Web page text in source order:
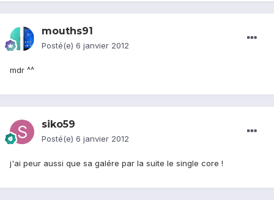
mouths91
Posté(e) 6 janvier 2012
mdr ^^
siko59
Posté(e) 6 janvier 2012
j'ai peur aussi que sa galére par la suite le single core !